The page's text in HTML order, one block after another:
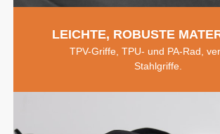
LEICHTE, ROBUSTE
TPV-Griffe, TPU- und PA-Rad,
Stahlgriffe.